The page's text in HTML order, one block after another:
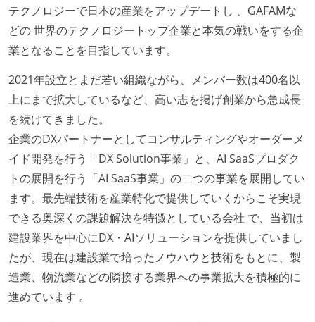
テクノロジーで日本の産業をアップデートし 、GAFAMな
どの 世界のテクノロジートップ企業と本気の戦いをする企
業となることを目指しています。
2021年設立とまだ若い組織ながら、メンバー数は400名以
上にまで拡大しているなど、高い志を掲げ創業から急成長
を続けてきました。
企業のDXパートナーとしてコンサルティングやオーダーメ
イド開発を行う「DX Solution事業」と、AI SaaSプロダク
トの展開を行う「AI SaaS事業」の二つの事業を展開してい
ます。最先端技術を産業特化で提供していくからこそ実現
できる奥深くの課題解決を特徴としている会社 で、当初は
建設業界を中心にDX・AIソリューションを提供していまし
たが、現在は建設業で培ったノウハウと技術をもとに、製
造業、物流業などの隣接する業界への事業拡大を積極的に
進めています 。